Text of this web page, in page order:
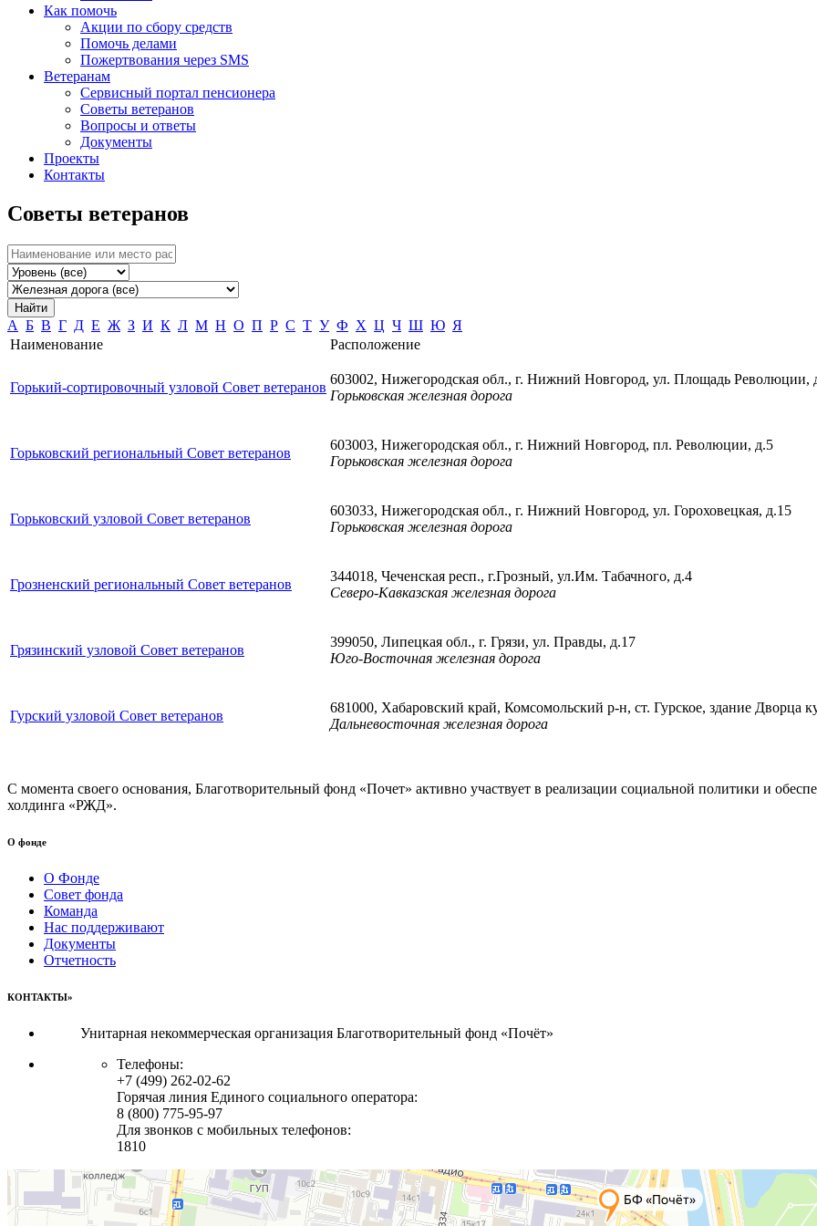
Как помочь
Акции по сбору средств
Помочь делами
Пожертвования через SMS
Ветеранам
Сервисный портал пенсионера
Советы ветеранов
Вопросы и ответы
Документы
Проекты
Контакты
Советы ветеранов
Найти
А Б В Г Д Е Ж З И К Л М Н О П Р С Т У Ф Х Ц Ч Ш Ю Я
Наименование
Расположение
Горький-сортировочный узловой Совет ветеранов
603002, Нижегородская обл., г. Нижний Новгород, ул. Площадь Революции,
Горьковская железная дорога
Горьковский региональный Совет ветеранов
603003, Нижегородская обл., г. Нижний Новгород, пл. Революции, д.5
Горьковская железная дорога
Горьковский узловой Совет ветеранов
603033, Нижегородская обл., г. Нижний Новгород, ул. Гороховецкая, д.15
Горьковская железная дорога
Грозненский региональный Совет ветеранов
344018, Чеченская респ., г.Грозный, ул.Им. Табачного, д.4
Северо-Кавказская железная дорога
Грязинский узловой Совет ветеранов
399050, Липецкая обл., г. Грязи, ул. Правды, д.17
Юго-Восточная железная дорога
Гурский узловой Совет ветеранов
681000, Хабаровский край, Комсомольский р-н, ст. Гурское, здание Дворца
Дальневосточная железная дорога
С момента своего основания, Благотворительный фонд «Почет» активно участвует в реализации социальной политики и
холдинга «РЖД».
О фонде
О Фонде
Совет фонда
Команда
Нас поддерживают
Документы
Отчетность
КОНТАКТЫ»
Унитарная некоммерческая организация Благотворительный фонд «Почёт»
Телефоны:
+7 (499) 262-02-62
Горячая линия Единого социального оператора:
8 (800) 775-95-97
Для звонков с мобильных телефонов:
1810